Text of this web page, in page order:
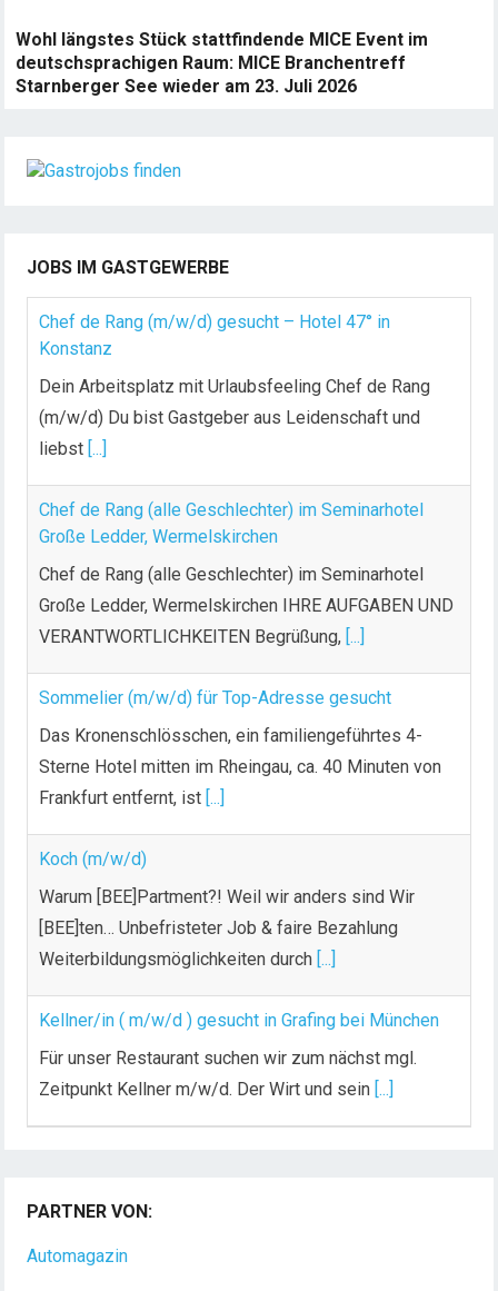
Wohl längstes Stück stattfindende MICE Event im
deutschsprachigen Raum: MICE Branchentreff
Starnberger See wieder am 23. Juli 2026
JOBS IM GASTGEWERBE
Chef de Rang (m/w/d) gesucht – Hotel 47° in
Konstanz
Dein Arbeitsplatz mit Urlaubsfeeling Chef de Rang
(m/w/d) Du bist Gastgeber aus Leidenschaft und
liebst [...]
Chef de Rang (alle Geschlechter) im Seminarhotel
Große Ledder, Wermelskirchen
Chef de Rang (alle Geschlechter) im Seminarhotel
Große Ledder, Wermelskirchen IHRE AUFGABEN UND
VERANTWORTLICHKEITEN Begrüßung, [...]
Sommelier (m/w/d) für Top-Adresse gesucht
Das Kronenschlösschen, ein familiengeführtes 4-
Sterne Hotel mitten im Rheingau, ca. 40 Minuten von
Frankfurt entfernt, ist [...]
Koch (m/w/d)
Warum [BEE]Partment?! Weil wir anders sind Wir
[BEE]ten… Unbefristeter Job & faire Bezahlung
Weiterbildungsmöglichkeiten durch [...]
Kellner/in ( m/w/d ) gesucht in Grafing bei München
Für unser Restaurant suchen wir zum nächst mgl.
Zeitpunkt Kellner m/w/d. Der Wirt und sein [...]
PARTNER VON:
Automagazin